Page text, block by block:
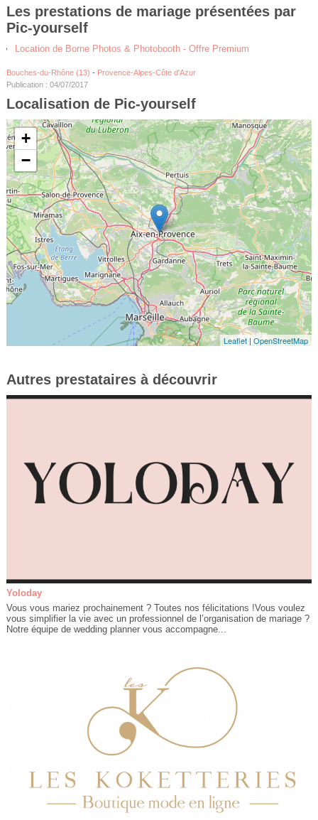
Les prestations de mariage présentées par
Pic-yourself
Location de Borne Photos & Photobooth - Offre Premium
Bouches-du-Rhône (13) - Provence-Alpes-Côte d'Azur
Publication : 04/07/2017
Localisation de Pic-yourself
+
−
Leaflet |OpenStreetMap
Autres prestataires à découvrir
Yoloday
Vous vous mariez prochainement ? Toutes nos félicitations !Vous voulez
vous simplifier la vie avec un professionnel de l’organisation de mariage ?
Notre équipe de wedding planner vous accompagne...